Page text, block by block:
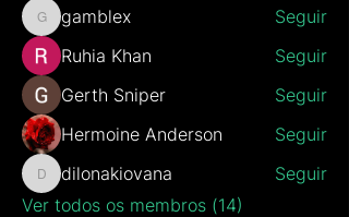
gamblex
gamblex
Seguir
Ruhia Khan
Seguir
Gerth Sniper
Seguir
Hermoine Anderson
Seguir
dilonakiovana
dilonakiovana
Seguir
Ver todos os membros (14)